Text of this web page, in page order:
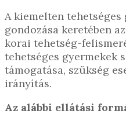
A kiemelten
gondozása keretében
korai tehetség-
tehetséges gyermekek
támogatása, szükség
irányítás.
Az alábbi ellátási